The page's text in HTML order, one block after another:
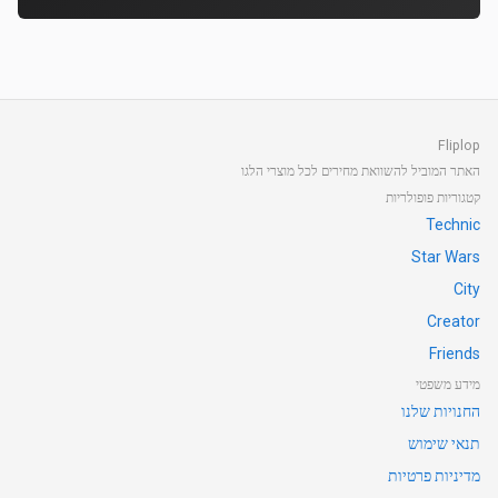
Fliplop
האתר המוביל להשוואת מחירים לכל מוצרי הלגו
קטגוריות פופולריות
Technic
Star Wars
City
Creator
Friends
מידע משפטי
החנויות שלנו
תנאי שימוש
מדיניות פרטיות